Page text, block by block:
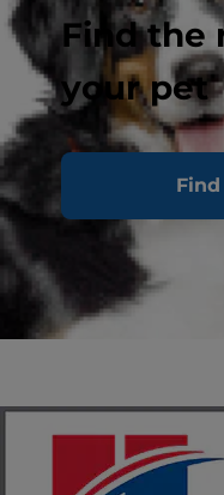
Find the
your pet